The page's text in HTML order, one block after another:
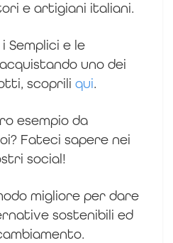
e artigiani italiani.
Semplici e le
uno dei
scoprili qui.
esempio da
Fateci sapere nei
social!
migliore per dare
sostenibili ed